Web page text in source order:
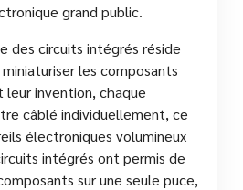
grand public.
des circuits intégrés réside
les composants
invention, chaque
câblé individuellement, ce
électroniques volumineux
intégrés ont permis de
sur une seule puce,